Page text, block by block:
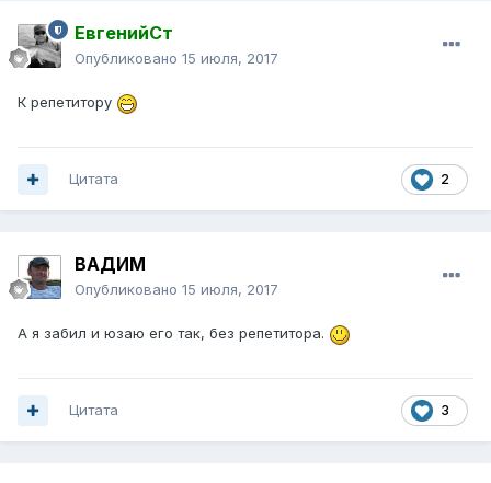
ЕвгенийСт
Опубликовано 15 июля, 2017
К репетитору
2
Цитата
ВАДИМ
Опубликовано 15 июля, 2017
А я забил и юзаю его так, без репетитора.
3
Цитата